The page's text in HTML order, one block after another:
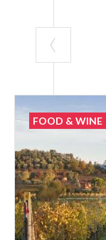
FOOD & WINE